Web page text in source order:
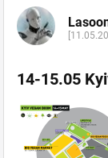
14-15.05